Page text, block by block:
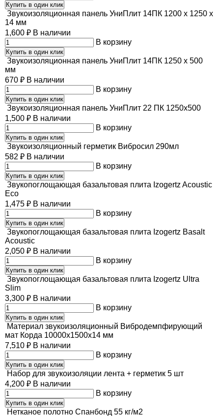
Купить в один клик
Звукоизоляционная панель УниПлит 14ПК 1200 х 1250 х
14 мм
1,600 ₽ В наличии
В корзину
Купить в один клик
Звукоизоляционная панель УниПлит 14ПК 1250 х 500
мм
670 ₽ В наличии
В корзину
Купить в один клик
Звукоизоляционная панель УниПлит 22 ПК 1250х500
1,500 ₽ В наличии
В корзину
Купить в один клик
Звукоизоляционный герметик Вибросил 290мл
582 ₽ В наличии
В корзину
Купить в один клик
Звукопоглощающая базальтовая плита Izogertz Acoustic
Eco
1,475 ₽ В наличии
В корзину
Купить в один клик
Звукопоглощающая базальтовая плита Izogertz Basalt
Acoustic
2,050 ₽ В наличии
В корзину
Купить в один клик
Звукопоглощающая базальтовая плита Izogertz Ultra
Slim
3,300 ₽ В наличии
В корзину
Купить в один клик
Материал звукоизоляционный Вибродемпфирующий
мат Корда 10000х1500х14 мм
7,510 ₽ В наличии
В корзину
Купить в один клик
Набор для звукоизоляции лента + герметик 5 шт
4,200 ₽ В наличии
В корзину
Купить в один клик
Нетканое полотно Cпанбонд 55 кг/м2